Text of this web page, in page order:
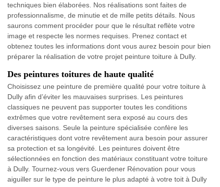
techniques bien élaborées. Nos réalisations sont faites de
professionnalisme, de minutie et de mille petits détails. Nous
saurons comment procéder pour que le résultat reflète votre
image et respecte les normes requises. Prenez contact et
obtenez toutes les informations dont vous aurez besoin pour bien
préparer la réalisation de votre projet peinture toiture à Dully.
Des peintures toitures de haute qualité
Choisissez une peinture de première qualité pour votre toiture à
Dully afin d’éviter les mauvaises surprises. Les peintures
classiques ne peuvent pas supporter toutes les conditions
extrêmes que votre revêtement sera exposé au cours des
diverses saisons. Seule la peinture spécialisée confère les
caractéristiques dont votre revêtement aura besoin pour assurer
sa protection et sa longévité. Les peintures doivent être
sélectionnées en fonction des matériaux constituant votre toiture
à Dully. Tournez-vous vers Guerdener Rénovation pour vous
aiguiller sur le type de peinture le plus adapté à votre toit à Dully